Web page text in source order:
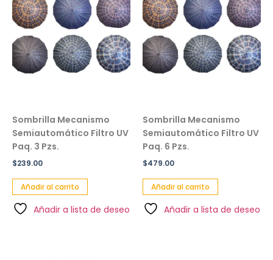
Sombrilla Mecanismo
Semiautomático Filtro UV
Paq. 3 Pzs.
$239.00
Añadir al carrito
Añadir a lista de deseo
Sombrilla Mecanismo
Semiautomático Filtro UV
Paq. 6 Pzs.
$479.00
Añadir al carrito
Añadir a lista de deseo